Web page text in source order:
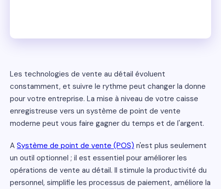
Les technologies de vente au détail évoluent
constamment, et suivre le rythme peut changer la donne
pour votre entreprise. La mise à niveau de votre caisse
enregistreuse vers un système de point de vente
moderne peut vous faire gagner du temps et de l'argent.
A Système de point de vente (POS) n'est plus seulement
un outil optionnel ; il est essentiel pour améliorer les
opérations de vente au détail. Il stimule la productivité du
personnel, simplifie les processus de paiement, améliore la